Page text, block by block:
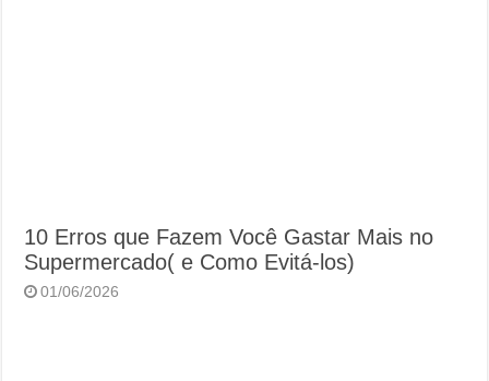
10 Erros que Fazem Você Gastar Mais no
Supermercado( e Como Evitá-los)
01/06/2026